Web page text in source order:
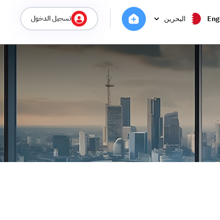
البحرين تسجيل الدخول